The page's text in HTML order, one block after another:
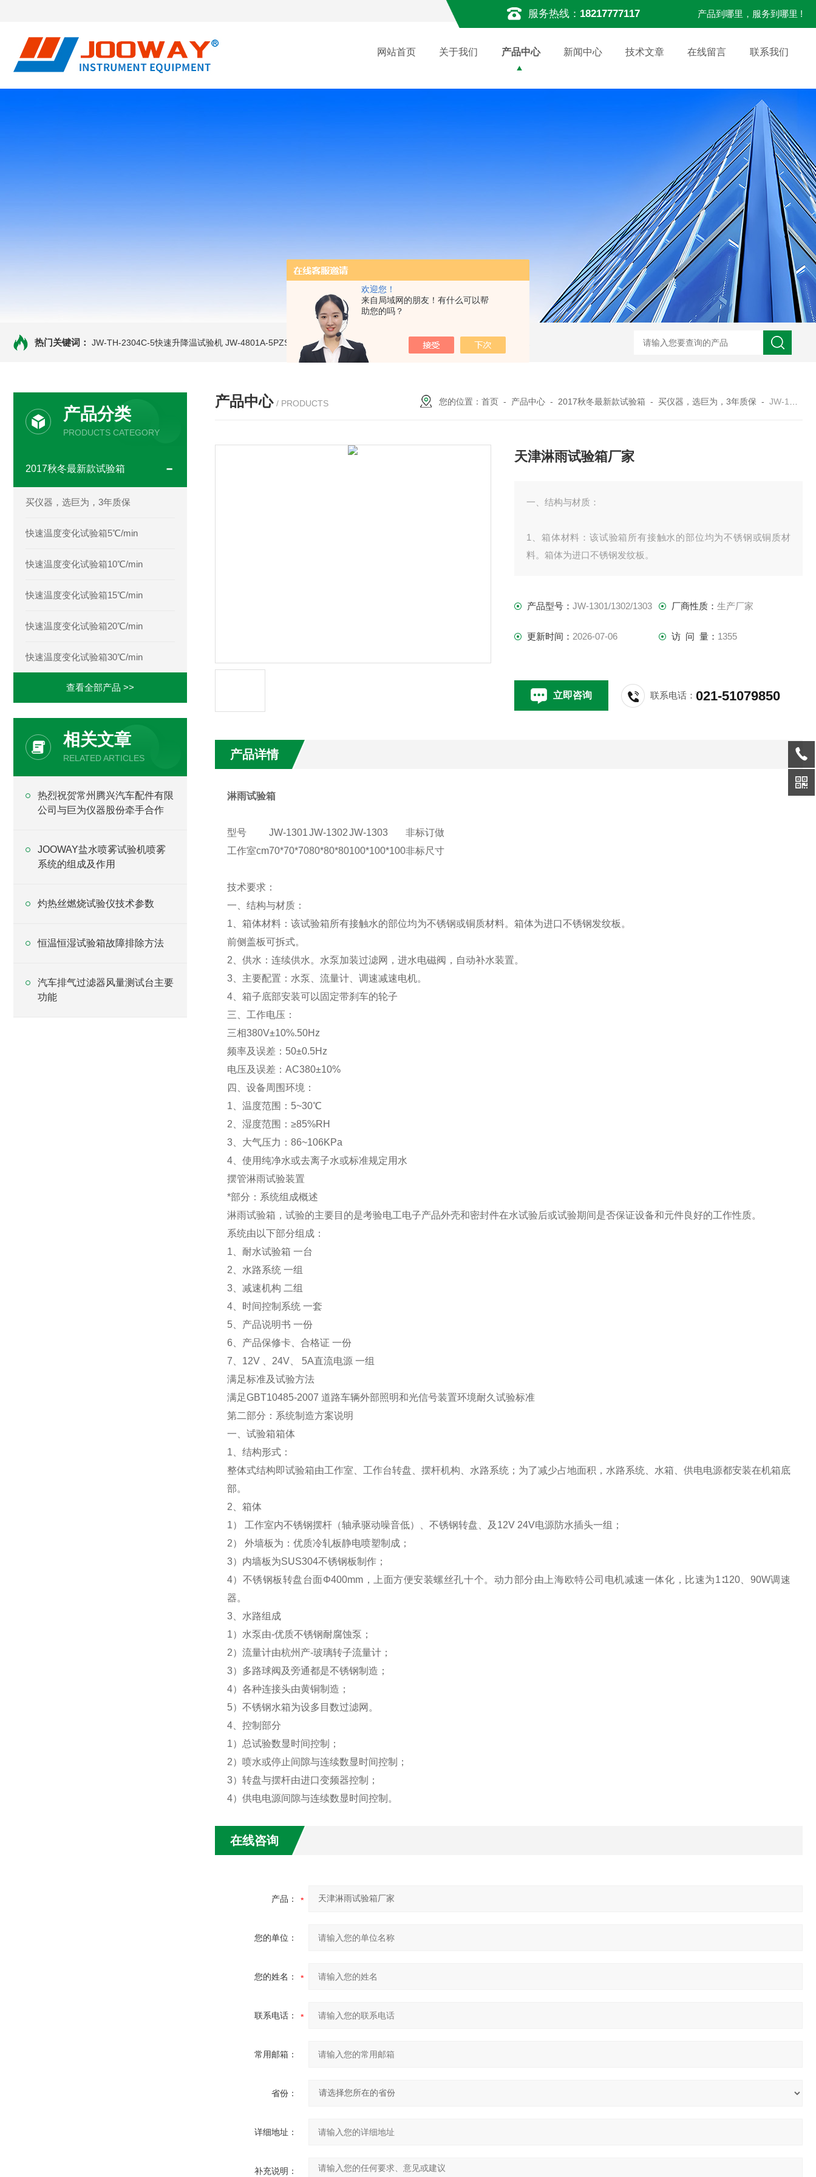
欢迎您！
来自局域网的朋友！有什么可以帮
助您的吗？
服务热线： 18217777117 产品到哪里，服务到哪里 !
网站首页 关于我们 产品中心 新闻中心 技术文章 在线留言 联系我们
热门关键词： JW-TH-2304C-5快速升降温试验机 JW-4801A-5PZSH膨胀水壶全自动爆破试验台 JW-2204B-204低温试验箱 JW-5405A复合盐雾试验箱
产品分类
PRODUCTS CATEGORY
2017秋冬最新款试验箱
买仪器，选巨为，3年质保
快速温度变化试验箱5℃/min
快速温度变化试验箱10℃/min
快速温度变化试验箱15℃/min
快速温度变化试验箱20℃/min
快速温度变化试验箱30℃/min
查看全部产品 >>
相关文章
RELATED ARTICLES
热烈祝贺常州腾兴汽车配件有限
公司与巨为仪器股份牵手合作
JOOWAY盐水喷雾试验机喷雾
系统的组成及作用
灼热丝燃烧试验仪技术参数
恒温恒湿试验箱故障排除方法
汽车排气过滤器风量测试台主要
功能
产品中心 / PRODUCTS 您的位置：首页 - 产品中心 - 2017秋冬最新款试验箱 -买仪器，选巨为，3年质保 -JW-1301/1302/1303天津淋雨试验箱厂家
天津淋雨试验箱厂家
一、结构与材质：
1、箱体材料：该试验箱所有接触水的部位均为不锈钢或铜质材
料。箱体为进口不锈钢发纹板。
置。
3、主要配置：水泵、流量计、调速减速电机。
4、箱子底部安装可以固定带刹车的轮子
产品型号：JW-1301/1302/1303 厂商性质： 生产厂家
更新时间： 2026-07-06 访 问 量： 1355
立即咨询 联系电话：021-51079850
产品详情
淋雨试验箱
型号 JW-1301JW-1302JW-1303
非标订做
工作室cm70*70*7080*80*80100*100*100非标尺寸
技术要求：
一、结构与材质：
1、箱体材料：该试验箱所有接触水的部位均为不锈钢或铜质材料。箱体为进口不锈钢发纹板。
前侧盖板可拆式。
2、供水：连续供水。水泵加装过滤网，进水电磁阀，自动补水装置。
3、主要配置：水泵、流量计、调速减速电机。
4、箱子底部安装可以固定带刹车的轮子
三、工作电压：
三相380V±10%.50Hz
频率及误差：50±0.5Hz
电压及误差：AC380±10%
四、设备周围环境：
1、温度范围：5~30℃
2、湿度范围：≥85%RH
3、大气压力：86~106KPa
4、使用纯净水或去离子水或标准规定用水
摆管淋雨试验装置
*部分：系统组成概述
淋雨试验箱，试验的主要目的是考验电工电子产品外壳和密封件在水试验后或试验期间是否保证设备和元件良好的工作性质。
系统由以下部分组成：
1、耐水试验箱 一台
2、水路系统 一组
3、减速机构 二组
4、时间控制系统 一套
5、产品说明书 一份
6、产品保修卡、合格证 一份
7、12V 、24V、 5A直流电源 一组
满足标准及试验方法
满足GBT10485-2007 道路车辆外部照明和光信号装置环境耐久试验标准
第二部分：系统制造方案说明
一、试验箱箱体
1、结构形式：
整体式结构即试验箱由工作室、工作台转盘、摆杆机构、水路系统；为了减少占地面积，水路系统、水箱、供电电源都安装在机箱底
部。
2、箱体
1） 工作室内不锈钢摆杆（轴承驱动噪音低）、不锈钢转盘、及12V 24V电源防水插头一组；
2） 外墙板为：优质冷轧板静电喷塑制成；
3）内墙板为SUS304不锈钢板制作；
4）不锈钢板转盘台面Φ400mm，上面方便安装螺丝孔十个。动力部分由上海欧特公司电机减速一体化，比速为1∶120、90W调速
器。
3、水路组成
1）水泵由-优质不锈钢耐腐蚀泵；
2）流量计由杭州产-玻璃转子流量计；
3）多路球阀及旁通都是不锈钢制造；
4）各种连接头由黄铜制造；
5）不锈钢水箱为设多目数过滤网。
4、控制部分
1）总试验数显时间控制；
2）喷水或停止间隙与连续数显时间控制；
3）转盘与摆杆由进口变频器控制；
4）供电电源间隙与连续数显时间控制。
在线咨询
产品：
您的单位：
您的姓名：
联系电话：
常用邮箱：
省份：
详细地址：
补充说明：